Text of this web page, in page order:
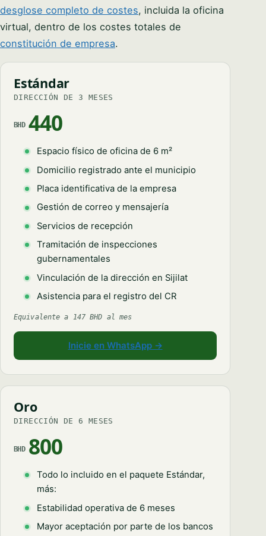
desglose completo de costes, incluida la oficina
virtual, dentro de los costes totales de
constitución de empresa.
Estándar
DIRECCIÓN DE 3 MESES
BHD 440
Espacio físico de oficina de 6 m²
Domicilio registrado ante el municipio
Placa identificativa de la empresa
Gestión de correo y mensajería
Servicios de recepción
Tramitación de inspecciones
gubernamentales
Vinculación de la dirección en Sijilat
Asistencia para el registro del CR
Equivalente a 147 BHD al mes
Inicie en WhatsApp →
Oro
DIRECCIÓN DE 6 MESES
BHD 800
Todo lo incluido en el paquete Estándar,
más:
Estabilidad operativa de 6 meses
Mayor aceptación por parte de los bancos
Syeda Khatoon Zahra
العربية